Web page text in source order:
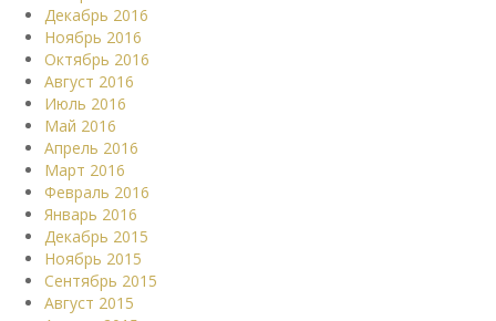
Декабрь 2016
Ноябрь 2016
Октябрь 2016
Август 2016
Июль 2016
Май 2016
Апрель 2016
Март 2016
Февраль 2016
Январь 2016
Декабрь 2015
Ноябрь 2015
Сентябрь 2015
Август 2015